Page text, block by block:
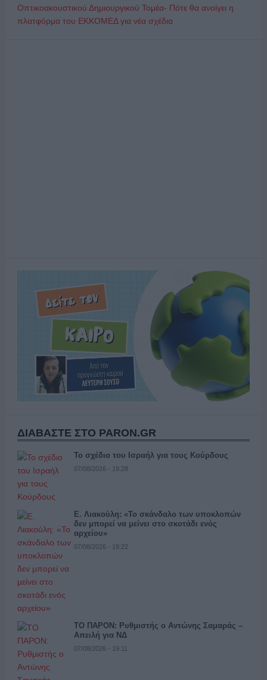
Οπτικοακουστικού Δημιουργικού Τομέα- Πότε θα ανοίγει η
πλατφόρμα του ΕΚΚΟΜΕΔ για νέα σχέδια
ΔΙΑΒΑΣΤΕ ΣΤΟ PARON.GR
Το σχέδιο του Ισραήλ για τους Κούρδους
07/08/2026 - 19:28
Ε. Λιακούλη: «Το σκάνδαλο των υποκλοπών
δεν μπορεί να μείνει στο σκοτάδι ενός
αρχείου»
07/08/2026 - 19:22
ΤΟ ΠΑΡΟΝ: Ρυθμιστής ο Αντώνης Σαμαράς –
Απειλή για ΝΔ
07/08/2026 - 19:11